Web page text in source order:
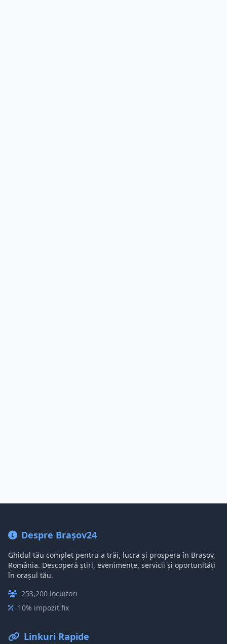
Despre Brașov24
Ghidul tău complet pentru a trăi, lucra și prospera în Brașov,
România. Descoperă știri, evenimente, servicii și oportunități
în orașul tău.
253,200 locuitori
10% impozit fix
Linkuri Rapide